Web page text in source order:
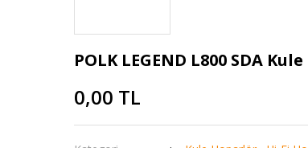
POLK LEGEND L800 SDA
0,00 TL